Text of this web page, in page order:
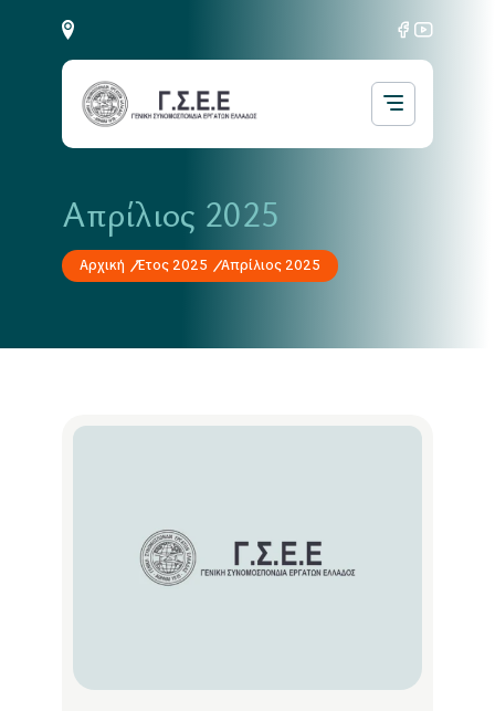
Απρίλιος 2025
Αρχική Έτος 2025 Απρίλιος 2025